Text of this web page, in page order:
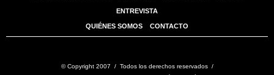
ENTREVISTA
QUIÉNES SOMOS CONTACTO
© Copyright 2007 / Todos los derechos reservados /